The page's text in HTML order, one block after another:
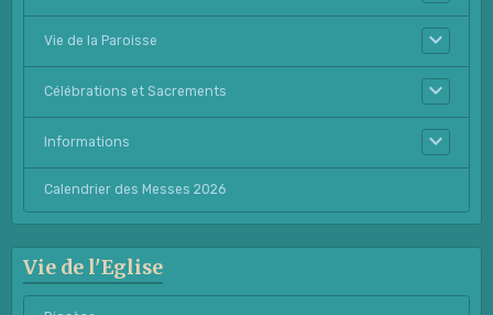
Vie de la Paroisse
Célébrations et Sacrements
Informations
Calendrier des Messes 2026
Vie de l'Eglise